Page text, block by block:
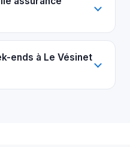
ends à Le Vésinet